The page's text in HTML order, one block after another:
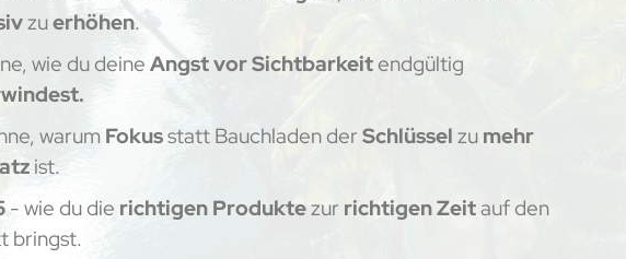
zuerhöhen.
wie du deineAngst vor Sichtbarkeitendgültig
warumFokusstatt Bauchladen derSchlüsselzumehr
ist.
- wie du die richtigen Produktezur richtigen Zeitauf den
bringst.